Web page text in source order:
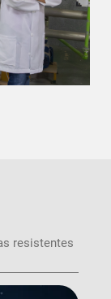
resistentes